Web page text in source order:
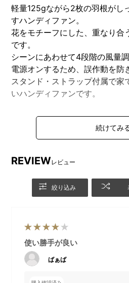
軽量125gながら2枚の羽根がし
すハンディファン。
花をモチーフにした、重なり合
です。
シーンにあわせて4段階の風量
電源オンするため、誤作動を防
スタンド・ストラップ付属で家
いハンディファンです。
REVIEWレビュー
絞り込み
使い勝手が良い
ばぁば